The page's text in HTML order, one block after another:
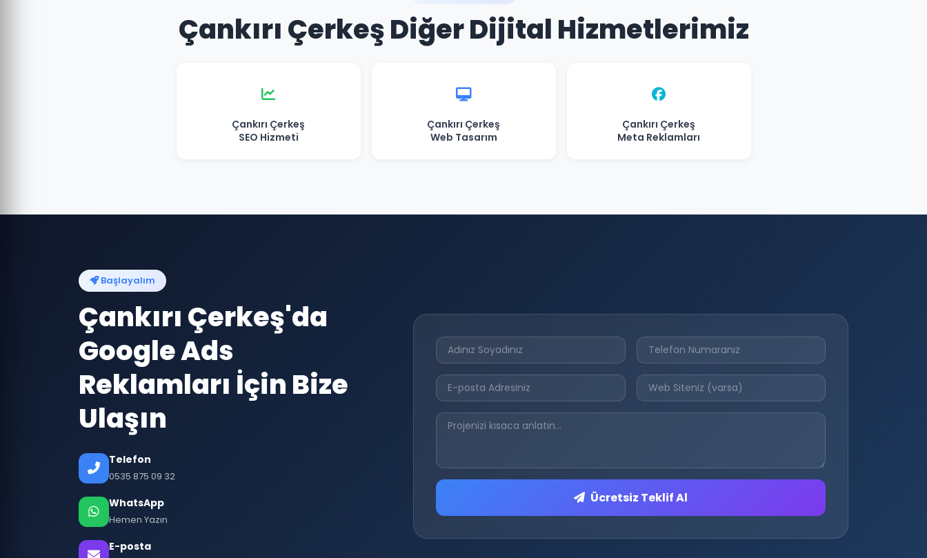
Çankırı Çerkeş Diğer Dijital Hizmetlerimiz
Çankırı Çerkeş
SEO Hizmeti
Çankırı Çerkeş
Web Tasarım
Çankırı Çerkeş
Meta Reklamları
Başlayalım
Çankırı Çerkeş'da
Google Ads
Reklamları İçin Bize
Ulaşın
Telefon
0535 875 09 32
WhatsApp
Hemen Yazın
E-posta
Ücretsiz Teklif Al